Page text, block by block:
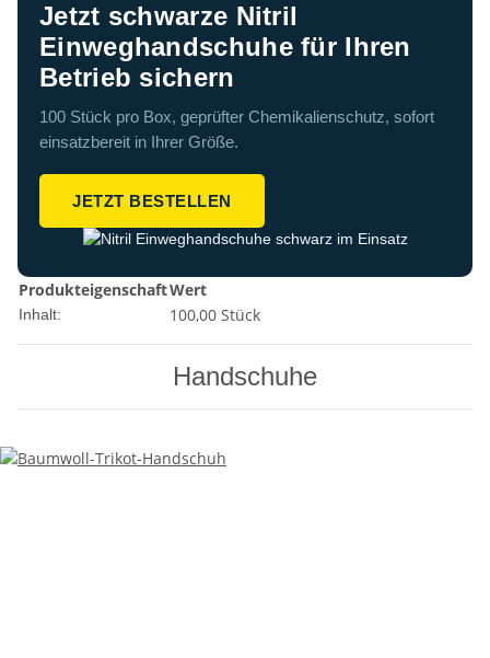
Jetzt schwarze Nitril
Einweghandschuhe für Ihren
Betrieb sichern
100 Stück pro Box, geprüfter Chemikalienschutz, sofort
einsatzbereit in Ihrer Größe.
JETZT BESTELLEN
ProdukteigenschaftWert
Inhalt: 100,00 Stück
Handschuhe